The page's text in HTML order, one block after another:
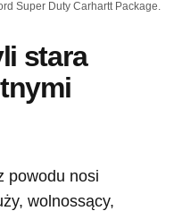
Super Duty Carhartt Package.
stara
powodu nosi
wolnossący,